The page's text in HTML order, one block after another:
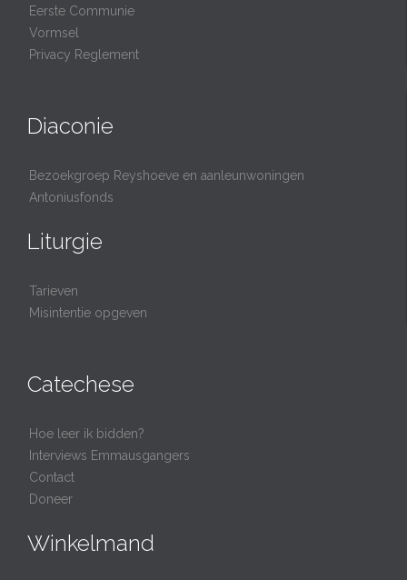
Eerste Communie
Vormsel
Privacy Reglement
Diaconie
Bezoekgroep Reyshoeve en aanleunwoningen
Antoniusfonds
Liturgie
Tarieven
Misintentie opgeven
Catechese
Hoe leer ik bidden?
Interviews Emmausgangers
Contact
Doneer
Winkelmand